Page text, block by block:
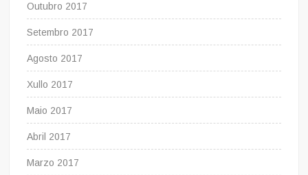
Outubro 2017
Setembro 2017
Agosto 2017
Xullo 2017
Maio 2017
Abril 2017
Marzo 2017